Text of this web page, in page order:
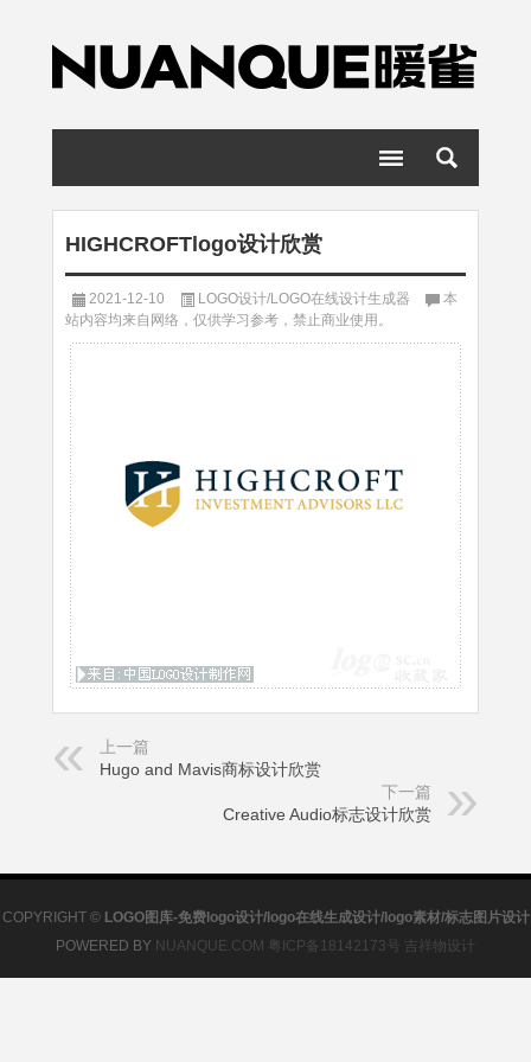
HIGHCROFTlogo设计欣赏
2021-12-10 LOGO设计/LOGO在线设计生成器
本
站内容均来自网络，仅供学习参考，禁止商业使用。
上一篇
Hugo and Mavis商标设计欣赏
下一篇
Creative Audio标志设计欣赏
COPYRIGHT © LOGO图库-免费logo设计/logo在线生成设计/logo素材/标志图片设计
POWERED BY NUANQUE.COM 粤ICP备18142173号 吉祥物设计